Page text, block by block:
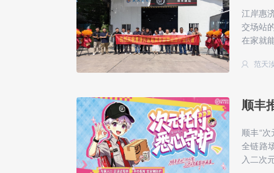
江岸惠
交场站
在家就
范天
顺丰
顺丰“
全链路
入二次